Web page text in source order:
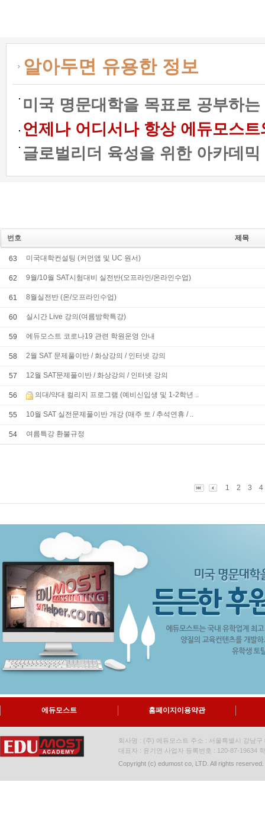
알아두면 유용한 정보
미국 명문대학을 목표로 공부하
언제나 어디서나 항상 에듀모스
글로벌리더 육성을 위한 아카데
번호 제목
63 미국대학컨설팅 (커먼앱 및 UC 원서)
62 9월/10월 SAT시험대비 실전반(오프라인/온라인수업)
61 8월실전반 (온/오프라인수업)
60 실시간 Live 강의(여름방학특강)
59 에듀모스트 코로나19 관련 학원운영 안내
58 2월 SAT 문제풀이반 / 화상강의 / 인터넷 강의
57 12월 SAT문제풀이반 / 화상강의 / 인터넷 강의
56 의대/약대 컬리지 프로그램 (예비신입생 및 1-2학년 ..
55 10월 SAT 실전문제풀이반 개강 (매주 토 / 추석연휴 / ..
54 여름특강 환불규정
1 2 3
에듀모스트 홈페이지이용약관
회사명 : (주) 에듀모스트 주소 : 서울특별시 강남
대표자 : 윤기연 사업자 등록번호 : 120-87-19634
Copyright (c) edumost co, LTD. All rights reserved.